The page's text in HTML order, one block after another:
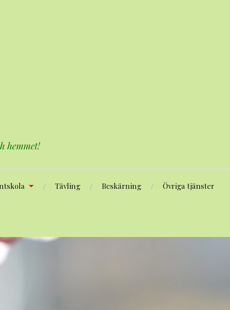
hemmet!
Tävling Beskärning Övriga tjänster